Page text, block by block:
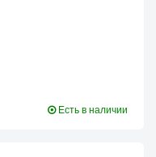
Есть в наличии